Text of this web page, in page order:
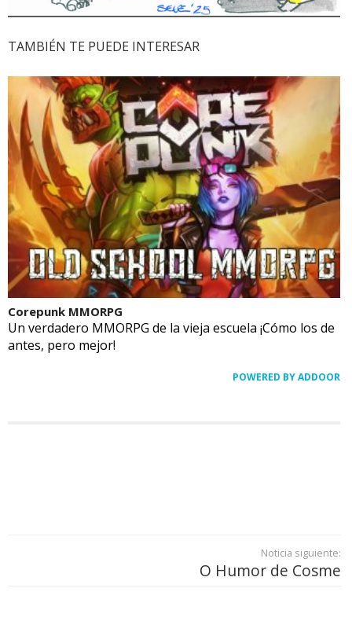
TAMBIÉN TE PUEDE INTERESAR
Corepunk MMORPG
Un verdadero MMORPG de la vieja escuela ¡Cómo los de
antes, pero mejor!
POWERED BY ADDOOR
Noticia siguiente:
O Humor de Cosme